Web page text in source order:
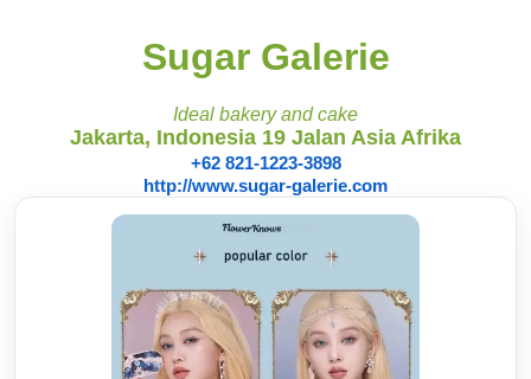
Sugar Galerie
Ideal bakery and cake
Jakarta, Indonesia 19 Jalan Asia Afrika
+62 821-1223-3898
http://www.sugar-galerie.com